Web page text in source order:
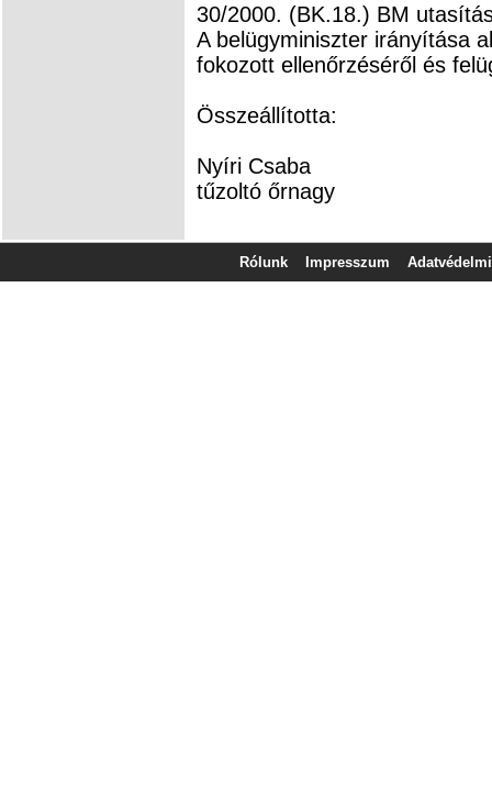
30/2000. (BK.18.) BM
A belügyminiszter irányítása
fokozott ellenőrzéséről és
Összeállította:
Nyíri Csaba
tűzoltó őrnagy
Rólunk Impresszum